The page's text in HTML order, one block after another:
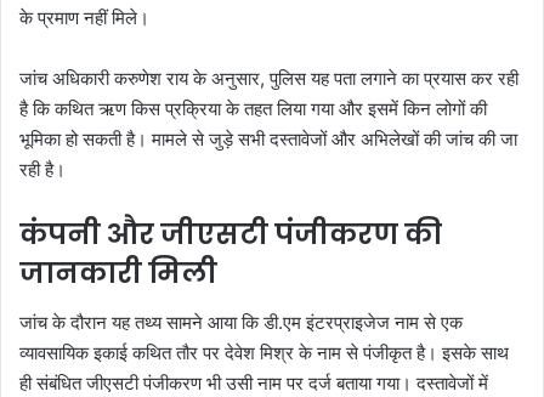
के प्रमाण नहीं मिले।
जांच अधिकारी करुणेश राय के अनुसार, पुलिस यह पता लगाने का प्रयास कर रही
है कि कथित ऋण किस प्रक्रिया के तहत लिया गया और इसमें किन लोगों की
भूमिका हो सकती है। मामले से जुड़े सभी दस्तावेजों और अभिलेखों की जांच की जा
रही है।
कंपनी और जीएसटी पंजीकरण की
जानकारी मिली
जांच के दौरान यह तथ्य सामने आया कि डी.एम इंटरप्राइजेज नाम से एक
व्यावसायिक इकाई कथित तौर पर देवेश मिश्र के नाम से पंजीकृत है। इसके साथ
ही संबंधित जीएसटी पंजीकरण भी उसी नाम पर दर्ज बताया गया। दस्तावेजों में